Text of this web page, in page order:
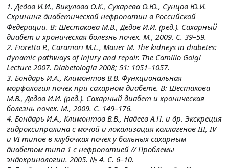
1. Дедов И.И., Викулова О.К., Сухарева О.Ю., Сунцов Ю.И.
Скрининг диабетической нефропатии в Российской
Федерации. В: Шестакова М.В., Дедов И.И. (ред.). Сахарный
диабет и хроническая болезнь почек. М., 2009. С. 39–59.
2. Fioretto P., Caramori M.L., Mauer M. The kidneys in diabetes:
dynamic pathways of injury and repair. The Camillo Golgi
Lecture 2007. Diabetologia 2008; 51: 1051–1057.
3. Бондарь И.А., Климонтов В.В. Функциональная
морфология почек при сахарном диабете. В: Шестакова
М.В., Дедов И.И. (ред.). Сахарный диабет и хроническая
болезнь почек. М., 2009. С. 149–176.
4. Бондарь И.А., Климонтов В.В., Надеев А.П. и др. Экскреция
гидроксипролина с мочой и локализация коллагенов III, IV
и VI типов в клубочках почек у больных сахарным
диабетом типа 1 с нефропатией // Проблемы
эндокринологии. 2005. № 4. С. 6–10.